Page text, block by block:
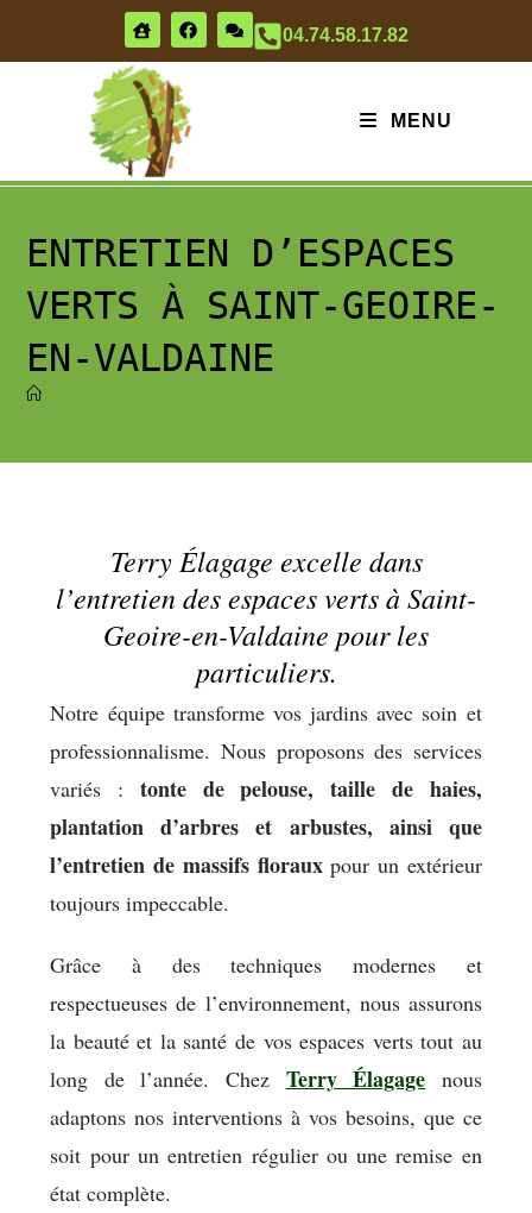
04.74.58.17.82
MENU
ENTRETIEN D’ESPACES
VERTS À SAINT-GEOIRE-
EN-VALDAINE
Terry Élagage excelle dans
l’entretien des espaces verts à Saint-
Geoire-en-Valdaine pour les
particuliers.
Notre équipe transforme vos jardins avec soin et
professionnalisme. Nous proposons des services
variés : tonte de pelouse, taille de haies,
plantation d’arbres et arbustes, ainsi que
l’entretien de massifs florauxpour un extérieur
toujours impeccable.
Grâce à des techniques modernes et
respectueuses de l’environnement, nous assurons
la beauté et la santé de vos espaces verts tout au
long de l’année. Chez Terry Élagage nous
adaptons nos interventions à vos besoins, que ce
soit pour un entretien régulier ou une remise en
état complète.